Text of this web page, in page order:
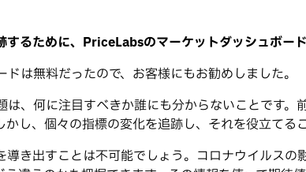
るために、PriceLabsのマーケットダッシュボー
は無料だったので、お客様にもお勧めしました。
、何に注目すべきか誰にも分からないことです
し、個々の指標の変化を追跡し、それを役立てる
き出すことは不可能でしょう。コロナウイルス